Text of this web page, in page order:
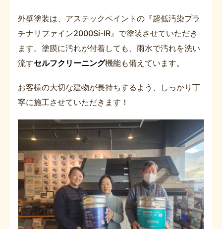
外壁塗装は、アステックペイントの『超低汚染プラ
チナリファイン2000Si-IR』で塗装させていただき
ます。塗膜に汚れが付着しても、雨水で汚れを洗い
流すセルフクリーニング機能も備えています。
お客様の大切な建物が長持ちするよう、しっかり丁
寧に施工させていただきます！